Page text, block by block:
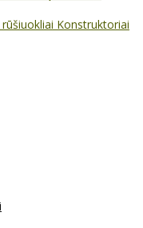
Konstruktoriai